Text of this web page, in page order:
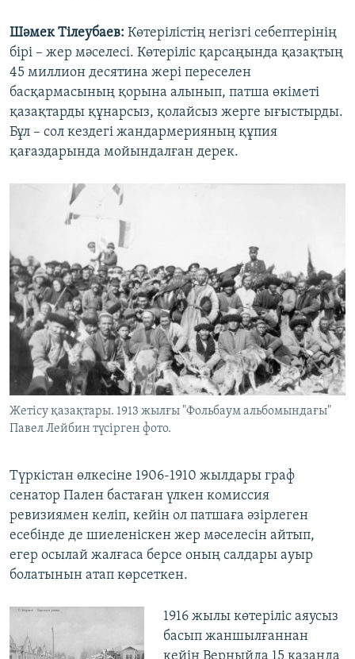
Шәмек Тілеубаев: Көтерілістің негізгі себептерінің
бірі – жер мәселесі. Көтеріліс қарсаңында қазақтың
45 миллион десятина жері переселен
басқармасының қорына алынып, патша өкіметі
қазақтарды құнарсыз, қолайсыз жерге ығыстырды.
Бұл – сол кездегі жандармерияның құпия
қағаздарында мойындалған дерек.
Жетісу қазақтары. 1913 жылғы "Фольбаум альбомындағы"
Павел Лейбин түсірген фото.
Түркістан өлкесіне 1906-1910 жылдары граф
сенатор Пален бастаған үлкен комиссия
ревизиямен келіп, кейін ол патшаға әзірлеген
есебінде де шиеленіскен жер мәселесін айтып,
егер осылай жалғаса берсе оның салдары ауыр
болатынын атап көрсеткен.
1916 жылы көтеріліс аяусыз
басып жаншылғаннан